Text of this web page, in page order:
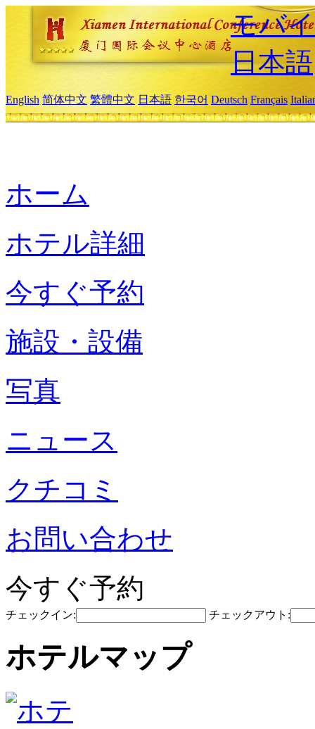
モバ
日本語
English 简体中文 繁體中文 日本語 한국어 Deutsch Français
ホーム
ホテル詳細
今すぐ予約
施設・設備
写真
ニュース
クチコミ
お問い合わせ
今すぐ予約
チェックイン: チェックアウト:
ホテルマップ